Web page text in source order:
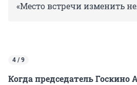
«Место встречи изменить
4 / 9
Когда председатель Госкино